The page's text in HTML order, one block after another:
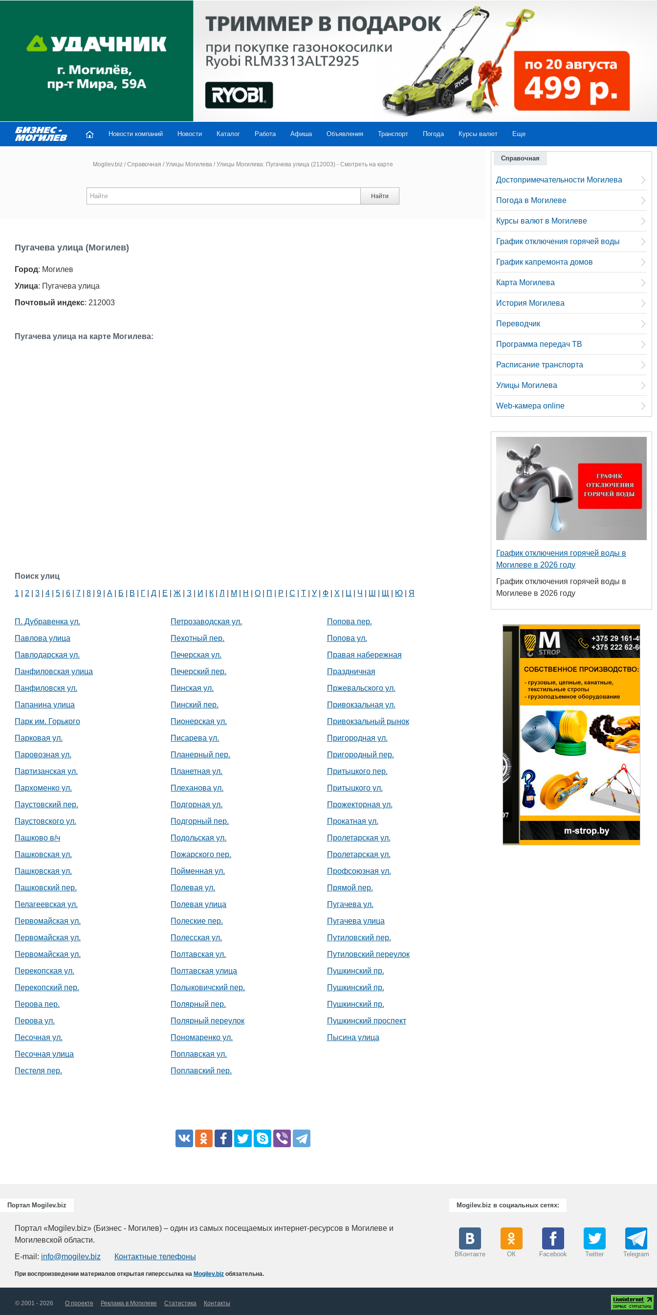
Новости компаний Новости Каталог Работа Афиша Объявления Транспорт Погода Курсы валют Еще
Mogilev.biz / Справочная / Улицы Могилева /Улицы Могилева: Пугачева улица (212003) - Смотреть на карте
Найти
Пугачева улица (Могилев)
Город: Могилев
Улица: Пугачева улица
Почтовый индекс: 212003
Пугачева улица на карте Могилева:
Поиск улиц
1 2 3 4 5 6 7 8 9 А Б В Г Д Е Ж З И К Л М Н О П Р С Т У Ф Х Ц Ч Ш Щ Ю Я
П. Дубравенка ул.
Павлова улица
Павлодарская ул.
Панфиловская улица
Панфиловскя ул.
Папанина улица
Парк им. Горького
Парковая ул.
Паровозная ул.
Партизанская ул.
Пархоменко ул.
Паустовский пер.
Паустовского ул.
Пашково в/ч
Пашковская ул.
Пашковская ул.
Пашковский пер.
Пелагеевская ул.
Первомайская ул.
Первомайская ул.
Первомайская ул.
Перекопская ул.
Перекопский пер.
Перова пер.
Перова ул.
Песочная ул.
Песочная улица
Пестеля пер.
Петрозаводская ул.
Пехотный пер.
Печерская ул.
Печерский пер.
Пинская ул.
Пинский пер.
Пионерская ул.
Писарева ул.
Планерный пер.
Планетная ул.
Плеханова ул.
Подгорная ул.
Подгорный пер.
Подольская ул.
Пожарского пер.
Пойменная ул.
Полевая ул.
Полевая улица
Полеские пер.
Полесская ул.
Полтавская ул.
Полтавская улица
Полыковичский пер.
Полярный пер.
Полярный переулок
Пономаренко ул.
Поплавская ул.
Поплавский пер.
Попова пер.
Попова ул.
Правая набережная
Праздничная
Пржевальского ул.
Привокзальная ул.
Привокзальный рынок
Пригородная ул.
Пригородный пер.
Притыцкого пер.
Притыцкого ул.
Прожекторная ул.
Прокатная ул.
Пролетарская ул.
Пролетарская ул.
Профсоюзная ул.
Прямой пер.
Пугачева ул.
Пугачева улица
Путиловский пер.
Путиловский переулок
Пушкинский пр.
Пушкинский пр.
Пушкинский пр.
Пушкинский проспект
Пысина улица
Справочная
Достопримечательности Могилева
Погода в Могилеве
Курсы валют в Могилеве
График отключения горячей воды
График капремонта домов
Карта Могилева
История Могилева
Переводчик
Программа передач ТВ
Расписание транспорта
Улицы Могилева
Web-камера online
График отключения горячей воды в
Могилеве в 2026 году
График отключения горячей воды в
Могилеве в 2026 году
Белорусский государственный
химических технологий
+375 222 63-92-70, +375 222 63-18-45
Подготовка, переподготовка и
повышение квалификации специалистов
для пищевых и перерабатывающих
отраслей АПК, а также предприятий
Портал Mogilev.biz
Портал «Mogilev.biz» (Бизнес - Могилев) – один из самых посещаемых интернет-ресурсов в Могилеве и
Могилевской области.
E-mail: info@mogilev.biz Контактные телефоны
При воспроизведении материалов открытая гиперссылка на Mogilev.biz обязательна.
Mogilev.biz в социальных сетях:
ВКонтакте ОК Facebook Twitter Telegram
© 2001 - 2026 О проекте Реклама в Могилеве Статистика Контакты